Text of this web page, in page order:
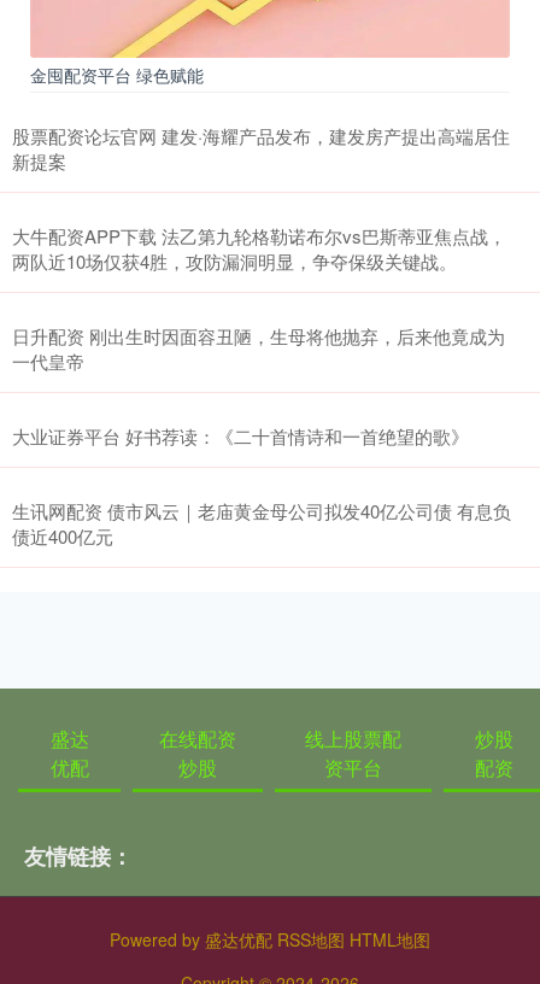
金囤配资平台 绿色赋能
股票配资论坛官网 建发·海耀产品发布，建发房产提出高端居住
新提案
大牛配资APP下载 法乙第九轮格勒诺布尔vs巴斯蒂亚焦点战，
两队近10场仅获4胜，攻防漏洞明显，争夺保级关键战。
日升配资 刚出生时因面容丑陋，生母将他抛弃，后来他竟成为
一代皇帝
大业证券平台 好书荐读：《二十首情诗和一首绝望的歌》
生讯网配资 债市风云｜老庙黄金母公司拟发40亿公司债 有息负
债近400亿元
盛达
优配
在线配资
炒股
线上股票配
资平台
炒股
配资
友情链接：
Powered by 盛达优配 RSS地图 HTML地图